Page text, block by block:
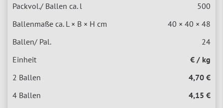
500
40 × 40 × 48
24
€ / kg
4,70 €
4,15 €